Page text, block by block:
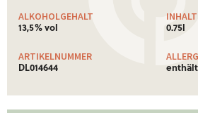
ALKOHOLGEHALT
13,5% vol
INHALT
0.75l
ARTIKELNUMMER
DL014644